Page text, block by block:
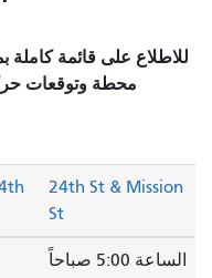
يعرض الجدول أدناه
بمحطات التوقف، مع
المركبات في الوقت
Bryant St &
St &
5:07 صباحاً 5:12 صباحاً